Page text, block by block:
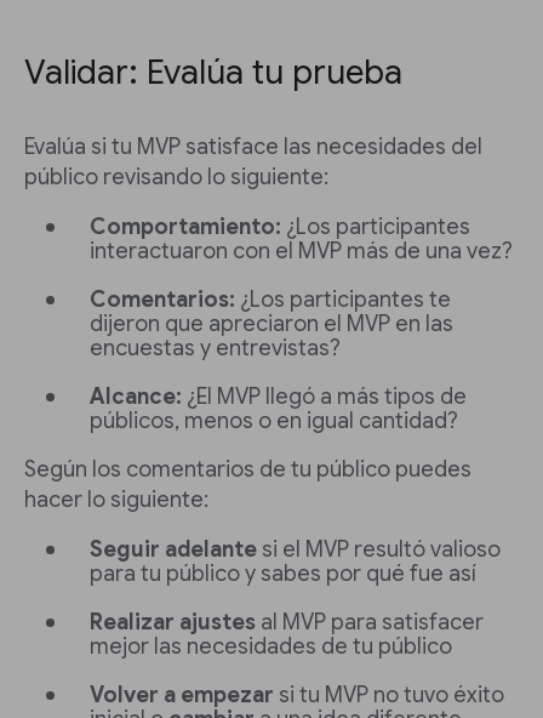
Validar: Evalúa tu prueba
Evalúa si tu MVP satisface las necesidades del
público revisando lo siguiente:
Comportamiento: ¿Los participantes
interactuaron con el MVP más de una vez?
Comentarios: ¿Los participantes te
dijeron que apreciaron el MVP en las
encuestas y entrevistas?
Alcance: ¿El MVP llegó a más tipos de
públicos, menos o en igual cantidad?
Según los comentarios de tu público puedes
hacer lo siguiente:
Seguir adelante si el MVP resultó valioso
para tu público y sabes por qué fue así
Realizar ajustes al MVP para satisfacer
mejor las necesidades de tu público
Volver a empezar si tu MVP no tuvo éxito